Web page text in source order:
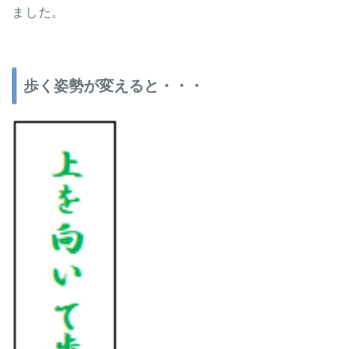
ました。
歩く姿勢が変えると・・・